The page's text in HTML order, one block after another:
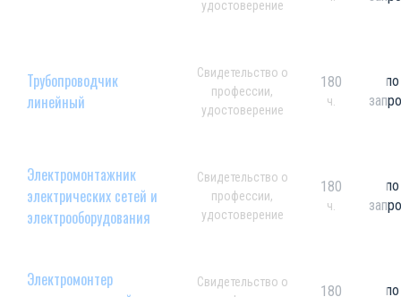
удостоверение
Трубопроводчик
линейный
Свидетельство о
профессии,
удостоверение
180
ч.
по
Электромонтажник
электрических сетей и
электрооборудования
Свидетельство о
профессии,
удостоверение
180
ч.
по
Электромонтер
Свидетельство о
180
по